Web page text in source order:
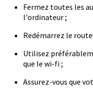
Fermez toutes les
l'ordinateur ;
Redémarrez le
Utilisez
que le wi-fi ;
Assurez-vous que